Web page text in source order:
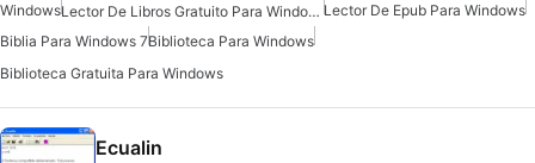
Windows Lector De Libros Gratuito Para Windows Lector De Epub Para Windows
Biblia Para Windows 7Biblioteca Para Windows
Biblioteca Gratuita Para Windows
Ecualin